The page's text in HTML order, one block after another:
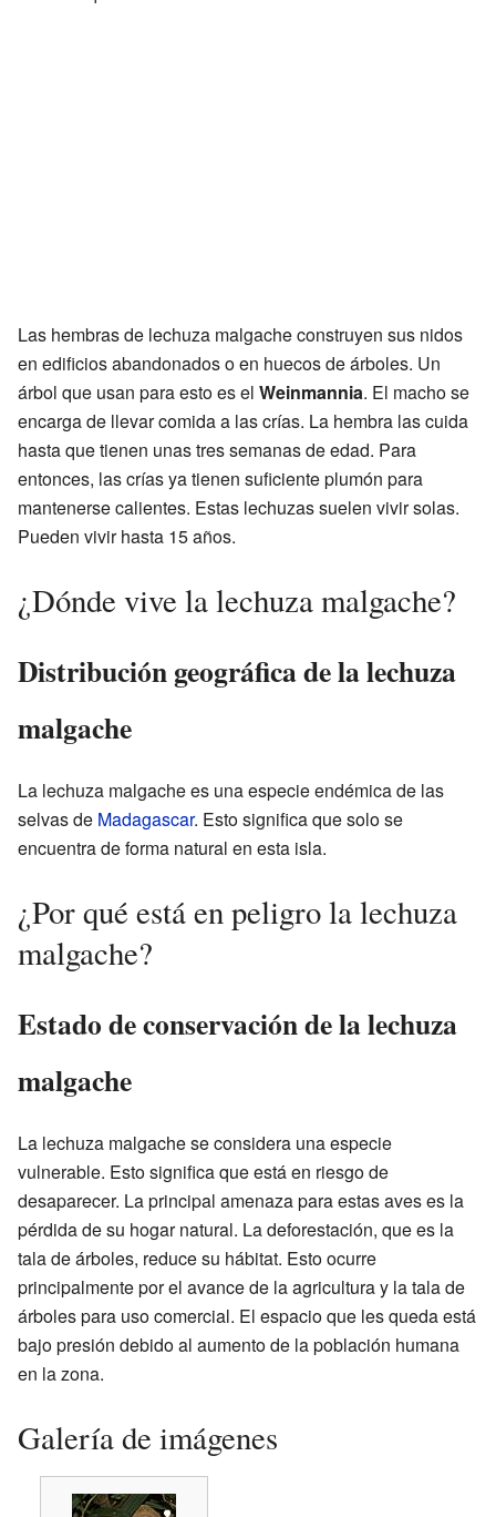
Las hembras de lechuza malgache construyen sus nidos
en edificios abandonados o en huecos de árboles. Un
árbol que usan para esto es el Weinmannia. El macho se
encarga de llevar comida a las crías. La hembra las cuida
hasta que tienen unas tres semanas de edad. Para
entonces, las crías ya tienen suficiente plumón para
mantenerse calientes. Estas lechuzas suelen vivir solas.
Pueden vivir hasta 15 años.
¿Dónde vive la lechuza malgache?
Distribución geográfica de la lechuza
malgache
La lechuza malgache es una especie endémica de las
selvas de Madagascar. Esto significa que solo se
encuentra de forma natural en esta isla.
¿Por qué está en peligro la lechuza
malgache?
Estado de conservación de la lechuza
malgache
La lechuza malgache se considera una especie
vulnerable. Esto significa que está en riesgo de
desaparecer. La principal amenaza para estas aves es la
pérdida de su hogar natural. La deforestación, que es la
tala de árboles, reduce su hábitat. Esto ocurre
principalmente por el avance de la agricultura y la tala de
árboles para uso comercial. El espacio que les queda está
bajo presión debido al aumento de la población humana
en la zona.
Galería de imágenes